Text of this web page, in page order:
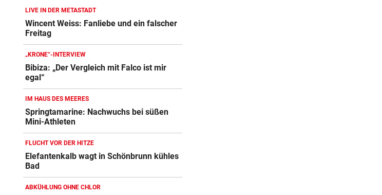
LIVE IN DER METASTADT
Wincent Weiss: Fanliebe und ein falscher
Freitag
„KRONE“-INTERVIEW
Bibiza: „Der Vergleich mit Falco ist mir
egal“
IM HAUS DES MEERES
Springtamarine: Nachwuchs bei süßen
Mini-Athleten
FLUCHT VOR DER HITZE
Elefantenkalb wagt in Schönbrunn kühles
Bad
ABKÜHLUNG OHNE CHLOR